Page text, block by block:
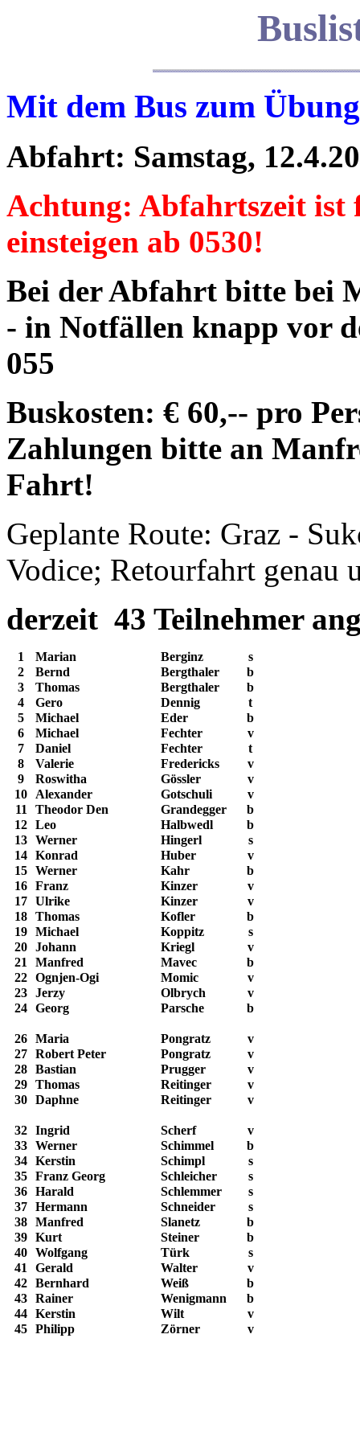
Mit dem Bus zum
Abfahrt: Samstag,
Achtung: Abfahrtszeit
einsteigen ab 0530!
Bei der Abfahrt bitte bei
- in Notfällen knapp vor
055
Buskosten: € 60,-- pro
Zahlungen bitte an
Fahrt!
Geplante Route: Graz -
Vodice; Retourfahrt genau
derzeit 43 Teilnehmer
1 Marian Berginz
s
2
Bernd Bergthaler
b
3
Thomas Bergthaler
b
4
Gero Dennig
t
5
Michael Eder
b
6
Michael Fechter
v
7
Daniel Fechter
t
8
Valerie Fredericks
v
9
Roswitha Gössler
v
10 Alexander Gotschuli
v
11
Theodor Den Grandegger
b
12 Leo Halbwedl
b
13 Werner Hingerl
s
14 Konrad Huber
v
15 Werner Kahr
b
16 Franz Kinzer
v
17 Ulrike Kinzer
v
18 Thomas Kofler
b
19 Michael Koppitz
s
20 Johann Kriegl
v
21 Manfred Mavec
b
22 Ognjen-Ogi Momic
v
23 Jerzy Olbrych
v
24 Georg Parsche b
26 Maria Pongratz
v
27 Robert Peter Pongratz
v
28 Bastian Prugger
v
29 Thomas Reitinger
v
30 Daphne Reitinger v
32 Ingrid Scherf
v
33 Werner Schimmel
b
34 Kerstin Schimpl
s
35 Franz Georg Schleicher
s
36 Harald Schlemmer
s
37 Hermann Schneider
s
38 Manfred Slanetz
b
39 Kurt Steiner
b
40 Wolfgang Türk
s
41 Gerald Walter
v
42 Bernhard Weiß
b
43 Rainer Wenigmann
b
44 Kerstin Wilt
v
45 Philipp Zörner v